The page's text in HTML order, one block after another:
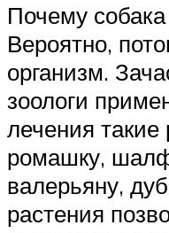
Почему
Вероятно,
организм.
зоологи
лечения такие
ромашку,
валерьяну,
растения